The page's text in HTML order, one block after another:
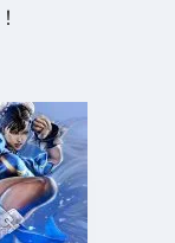
！